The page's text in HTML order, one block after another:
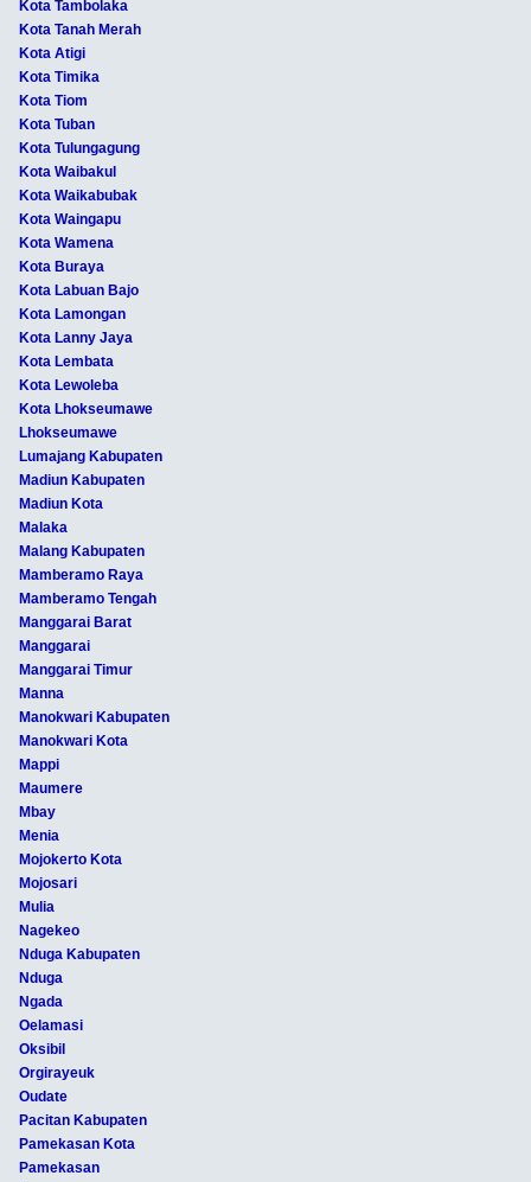
Kota Tambolaka
Kota Tanah Merah
Kota Atigi
Kota Timika
Kota Tiom
Kota Tuban
Kota Tulungagung
Kota Waibakul
Kota Waikabubak
Kota Waingapu
Kota Wamena
Kota Buraya
Kota Labuan Bajo
Kota Lamongan
Kota Lanny Jaya
Kota Lembata
Kota Lewoleba
Kota Lhokseumawe
Lhokseumawe
Lumajang Kabupaten
Madiun Kabupaten
Madiun Kota
Malaka
Malang Kabupaten
Mamberamo Raya
Mamberamo Tengah
Manggarai Barat
Manggarai
Manggarai Timur
Manna
Manokwari Kabupaten
Manokwari Kota
Mappi
Maumere
Mbay
Menia
Mojokerto Kota
Mojosari
Mulia
Nagekeo
Nduga Kabupaten
Nduga
Ngada
Oelamasi
Oksibil
Orgirayeuk
Oudate
Pacitan Kabupaten
Pamekasan Kota
Pamekasan